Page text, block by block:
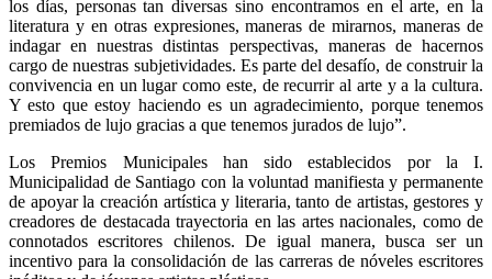
los días, personas tan diversas sino encontramos en el arte, en la
literatura y en otras expresiones, maneras de mirarnos, maneras de
indagar en nuestras distintas perspectivas, maneras de hacernos
cargo de nuestras subjetividades. Es parte del desafío, de construir la
convivencia en un lugar como este, de recurrir al arte y a la cultura.
Y esto que estoy haciendo es un agradecimiento, porque tenemos
premiados de lujo gracias a que tenemos jurados de lujo”.
Los Premios Municipales han sido establecidos por la I.
Municipalidad de Santiago con la voluntad manifiesta y permanente
de apoyar la creación artística y literaria, tanto de artistas, gestores y
creadores de destacada trayectoria en las artes nacionales, como de
connotados escritores chilenos. De igual manera, busca ser un
incentivo para la consolidación de las carreras de nóveles escritores